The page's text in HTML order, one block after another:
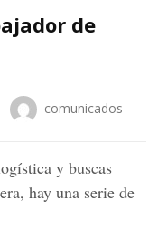
de
comunicados
y buscas
hay una serie de